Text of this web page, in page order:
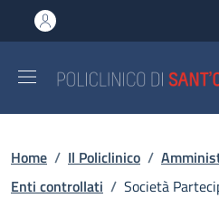
al contenuto principale
to footer content
Briciole di pane
Home / Il Policlinico /
Enti controllati / Società